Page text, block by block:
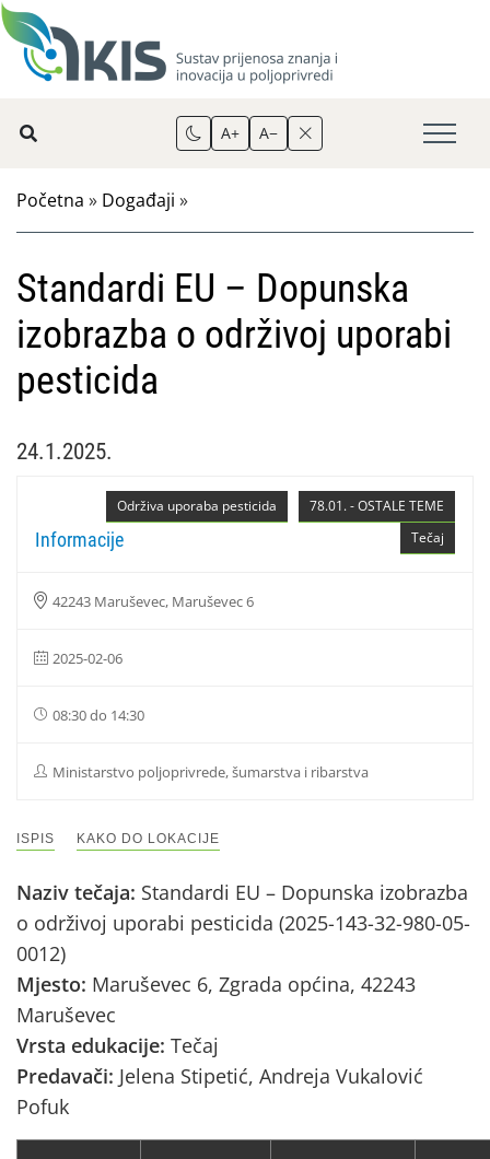
A+ A−
Početna » Događaji »
Standardi EU – Dopunska
izobrazba o održivoj uporabi
pesticida
24.1.2025.
78.01. - OSTALE TEME
Održiva uporaba pesticida
Tečaj
Informacije
42243 Maruševec, Maruševec 6
2025-02-06
08:30 do 14:30
Ministarstvo poljoprivrede, šumarstva i ribarstva
ISPIS KAKO DO LOKACIJE
Naziv tečaja: Standardi EU – Dopunska izobrazba
o održivoj uporabi pesticida (2025-143-32-980-05-
0012)
Mjesto: Maruševec 6, Zgrada općina, 42243
Maruševec
Vrsta edukacije: Tečaj
Predavači: Jelena Stipetić, Andreja Vukalović
Pofuk